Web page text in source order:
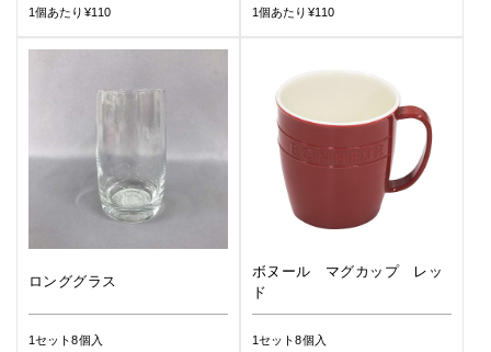
1個あたり¥110 1個あたり¥110
ロンググラス
1セット8個入
ボヌール マグカップ レッ
ド
1セット8個入